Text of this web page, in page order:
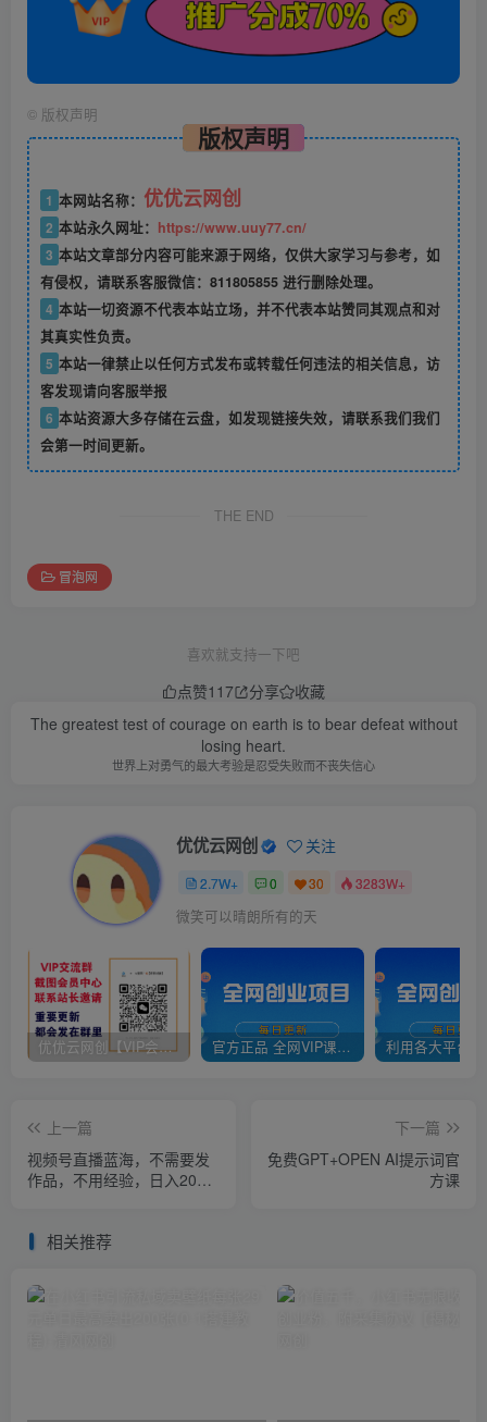
© 版权声明
版权声明
1 本网站名称： 优优云网创
2 本站永久网址： https://www.uuy77.cn/
3 本站文章部分内容可能来源于网络，仅供大家学习与参考，如
有侵权，请联系客服微信：811805855 进行删除处理。
4 本站一切资源不代表本站立场，并不代表本站赞同其观点和对
其真实性负责。
5 本站一律禁止以任何方式发布或转载任何违法的相关信息，访
客发现请向客服举报
6 本站资源大多存储在云盘，如发现链接失效，请联系我们我们
会第一时间更新。
THE END
冒泡网
喜欢就支持一下吧
点赞117 分享
收藏
The greatest test of courage on earth is to bear defeat without
losing heart.
世界上对勇气的最大考验是忍受失败而不丧失信心
优优云网创 关注
2.7W+ 0 30 3283W+
微笑可以晴朗所有的天
优优云网创【VIP会员专属交流群】 官方正品 全网VIP课程 无损下载~
上一篇
视频号直播蓝海，不需要发
作品，不用经验，日入200-
下一篇
免费GPT+OPEN AI提示词官
方课
相关推荐